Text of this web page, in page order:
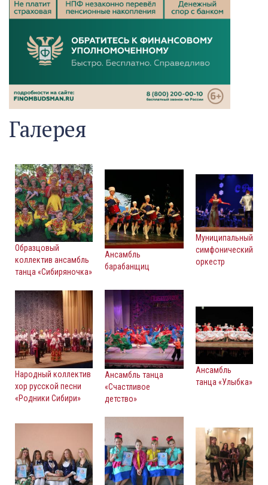
Галерея
Образцовый
коллектив ансамбль
танца «Сибиряночка»
Ансамбль
барабанщиц
Муниципальный
симфонический
оркестр
Народный коллектив
хор русской песни
«Родники Сибири»
Ансамбль танца
«Счастливое
детство»
Ансамбль
танца «Улыбка»